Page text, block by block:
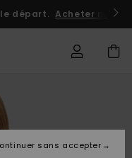
départ. Acheter
sans accepter